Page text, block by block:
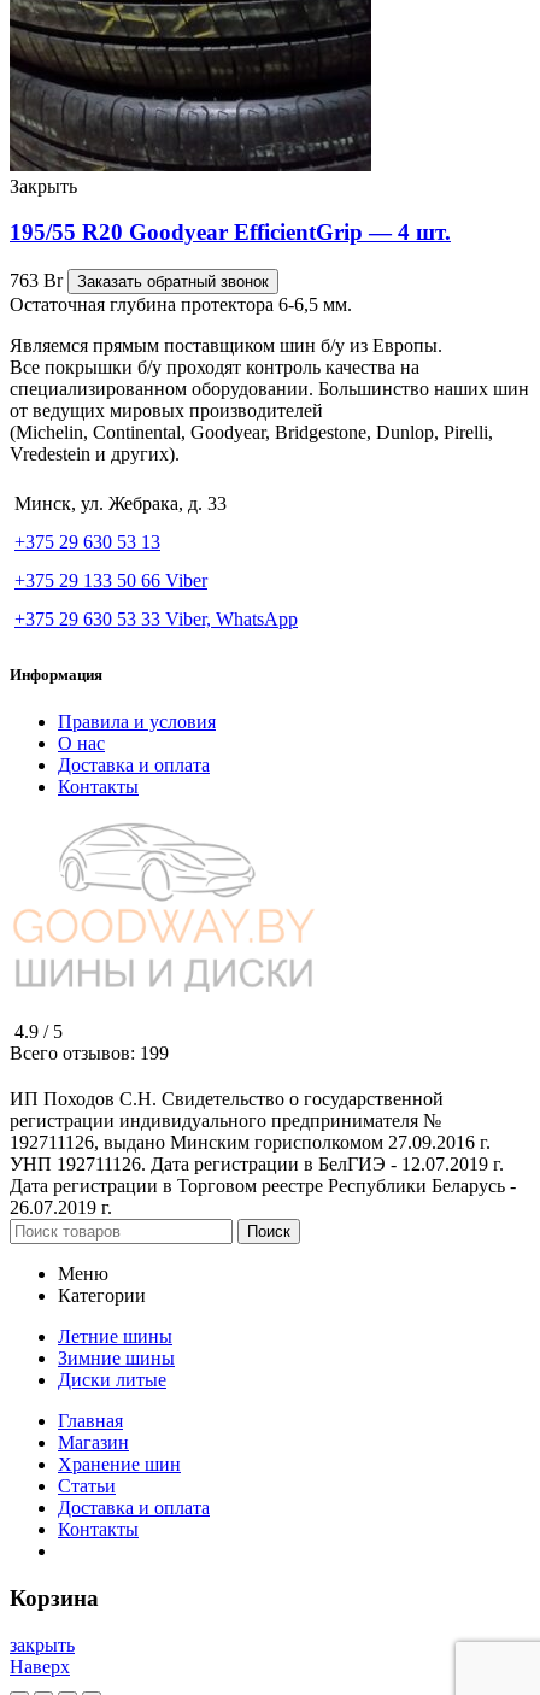
Закрыть
195/55 R20 Goodyear EfficientGrip — 4 шт.
763 Br Заказать обратный звонок
Остаточная глубина протектора 6-6,5 мм.
Являемся прямым поставщиком шин б/у из Европы.
Все покрышки б/у проходят контроль качества на
специализированном оборудовании. Большинство наших шин
от ведущих мировых производителей
(Michelin, Continental, Goodyear, Bridgestone, Dunlop, Pirelli,
Vredestein и других).
Минск, ул. Жебрака, д. 33
+375 29 630 53 13
+375 29 133 50 66 Viber
+375 29 630 53 33 Viber, WhatsApp
Информация
Правила и условия
О нас
Доставка и оплата
Контакты
4.9 / 5
Всего отзывов: 199
ИП Походов С.Н. Свидетельство о государственной
регистрации индивидуального предпринимателя №
192711126, выдано Минским горисполкомом 27.09.2016 г.
УНП 192711126. Дата регистрации в БелГИЭ - 12.07.2019 г.
Дата регистрации в Торговом реестре Республики Беларусь -
26.07.2019 г.
Поиск
Меню
Категории
Летние шины
Зимние шины
Диски литые
Главная
Магазин
Хранение шин
Статьи
Доставка и оплата
Контакты
Корзина
закрыть
Наверх